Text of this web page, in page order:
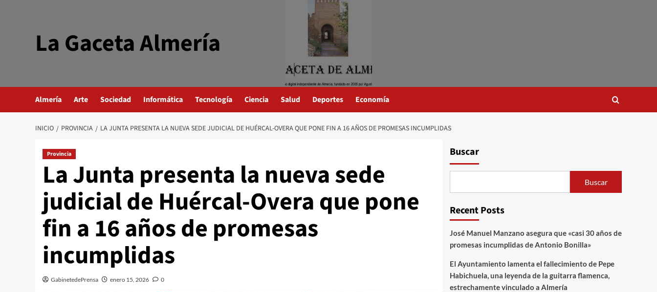
La Gaceta Almería
Almería Arte Sociedad Informática Tecnología Ciencia Salud Deportes Economía
INICIO PROVINCIA LA JUNTA PRESENTA LA NUEVA SEDE JUDICIAL DE HUÉRCAL-OVERA QUE PONE FIN A 16 AÑOS DE PROMESAS INCUMPLIDAS
Provincia
La Junta presenta la nueva sede
judicial de Huércal-Overa que pone
fin a 16 años de promesas
incumplidas
GabinetedePrensa enero 15, 2026 0
Buscar
Buscar
Recent Posts
José Manuel Manzano asegura que «casi 30 años de
promesas incumplidas de Antonio Bonilla»
El Ayuntamiento lamenta el fallecimiento de Pepe
Habichuela, una leyenda de la guitarra flamenca,
estrechamente vinculado a Almería